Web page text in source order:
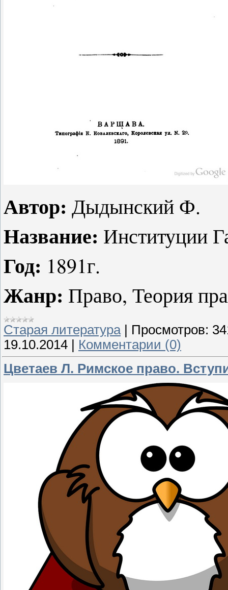
Автор: Дыдынский Ф.
Название: Институции
Год: 1891г.
Жанр: Право, Теория
Старая литература | Просмотров:
19.10.2014 | Комментарии (0)
Цветаев Л. Римское право.